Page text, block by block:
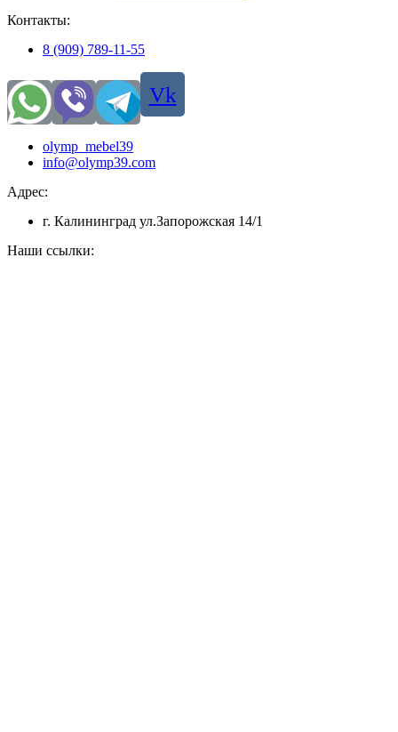
Контакты:
8 (909) 789-11-55
Vk
olymp_mebel39
info@olymp39.com
Адрес:
г. Калининград ул.Запорожская 14/1
Наши ссылки: